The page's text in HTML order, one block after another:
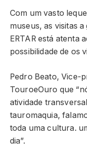
Com um vasto
museus, as visitas
ERTAR está atenta
possibilidade de os
Pedro Beato, Vice-
TouroeOuro que
atividade
tauromaquia,
toda uma cultura.
dia”.